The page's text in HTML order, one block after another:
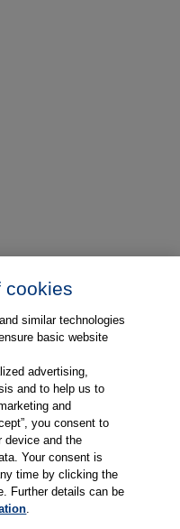
cookies
similar technologies
basic website
advertising,
and to help us to
and
you consent to
device and the
Your consent is
time by clicking the
Further details can be
.